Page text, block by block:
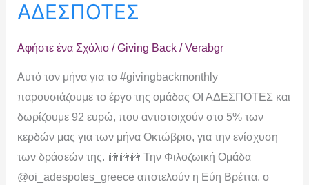
ΑΔΕΣΠΟΤΕΣ
Αφήστε ένα Σχόλιο /Giving Back/Verabgr
Αυτό τον μήνα για το #givingbackmonthly
παρουσιάζουμε το έργο της ομάδας ΟΙ ΑΔΕΣΠΟΤΕΣ και
δωρίζουμε 92 ευρώ, που αντιστοιχούν στο 5% των
κερδών μας για των μήνα Οκτώβριο, για την ενίσχυση
των δράσεών της. 👬👫👭 Την Φιλοζωική Ομάδα
@oi_adespotes_greece αποτελούν η Εύη Βρέττα, ο